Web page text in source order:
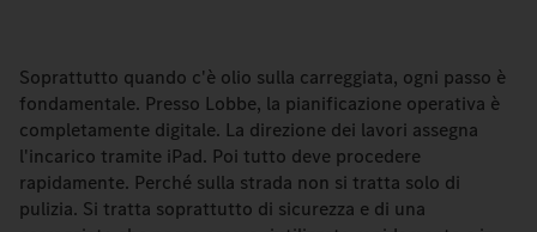
Soprattutto quando c'è olio sulla carreggiata, ogni passo è
fondamentale. Presso Lobbe, la pianificazione operativa è
completamente digitale. La direzione dei lavori assegna
l'incarico tramite iPad. Poi tutto deve procedere
rapidamente. Perché sulla strada non si tratta solo di
pulizia. Si tratta soprattutto di sicurezza e di una